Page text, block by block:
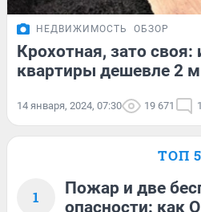
НЕДВИЖИМОСТЬ ОБЗОР
Крохотная, зато
квартиры дешевле 2
14 января, 2024, 07:30 19 671
ТОП 5
1
Пожар и две
опасности: как